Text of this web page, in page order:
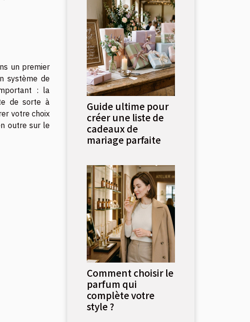
un premier
système de
: la
de sorte à
votre choix
outre sur le
Guide ultime pour
créer une liste de
cadeaux de
mariage parfaite
Comment choisir le
parfum qui
complète votre
style ?